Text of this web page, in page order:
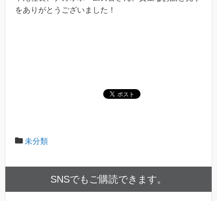
をありがとうございました！
未分類
SNSでもご購読できます。